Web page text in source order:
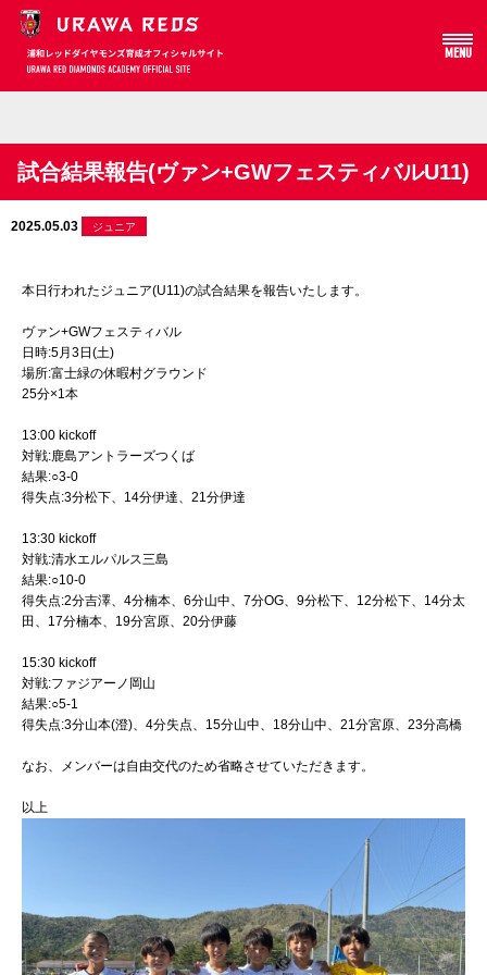
MENU
試合結果報告(ヴァン+GWフェスティバルU11)
2025.05.03 ジュニア
本日行われたジュニア(U11)の試合結果を報告いたします。
ヴァン+GWフェスティバル
日時:5月3日(土)
場所:富士緑の休暇村グラウンド
25分×1本
13:00 kickoff
対戦:鹿島アントラーズつくば
結果:○3-0
得失点:3分松下、14分伊達、21分伊達
13:30 kickoff
対戦:清水エルパルス三島
結果:○10-0
得失点:2分吉澤、4分楠本、6分山中、7分OG、9分松下、12分松下、14分太
田、17分楠本、19分宮原、20分伊藤
15:30 kickoff
対戦:ファジアーノ岡山
結果:○5-1
得失点:3分山本(澄)、4分失点、15分山中、18分山中、21分宮原、23分高橋
なお、メンバーは自由交代のため省略させていただきます。
以上